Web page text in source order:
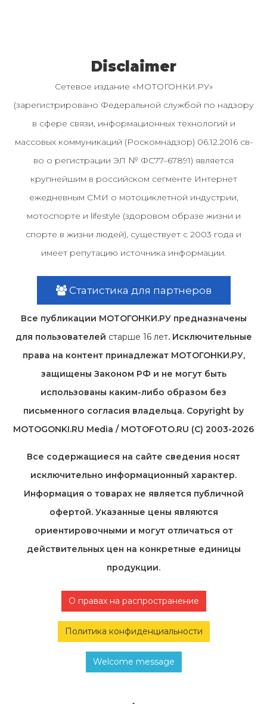
Disclaimer
Сетевое издание «МОТОГОНКИ.РУ»
(зарегистрировано Федеральной службой по надзору
в сфере связи, информационных технологий и
массовых коммуникаций (Роскомнадзор) 06.12.2016 св-
во о регистрации ЭЛ № ФС77–67891) является
крупнейшим в российском сегменте Интернет
ежедневным СМИ о мотоциклетной индустрии,
мотоспорте и lifestyle (здоровом образе жизни и
спорте в жизни людей), существует с 2003 года и
имеет репутацию источника информации.
Статистика для партнеров
Все публикации МОТОГОНКИ.РУ предназначены
для пользователей старше 16 лет. Исключительные
права на контент принадлежат МОТОГОНКИ.РУ,
защищены Законом РФ и не могут быть
использованы каким-либо образом без
письменного согласия владельца. Copyright by
MOTOGONKI.RU Media / MOTOFOTO.RU (C) 2003-2026
Все содержащиеся на cайте сведения носят
исключительно информационный характер.
Информация о товарах не является публичной
офертой. Указанные цены являются
ориентировочными и могут отличаться от
действительных цен на конкретные единицы
продукции.
О правах на распространение
Политика конфиденциальности
Welcome message